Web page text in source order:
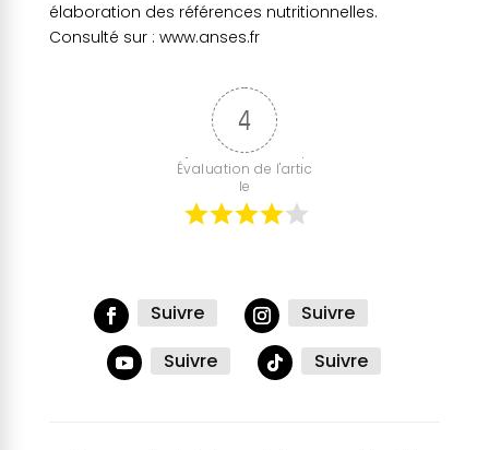
élaboration des références nutritionnelles.
Consulté sur : www.anses.fr
4
Évaluation de l'artic
le
Suivre
Suivre
Suivre
Suivre